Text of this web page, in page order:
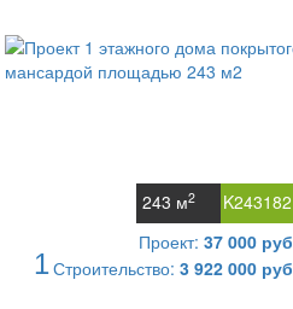
K243182
243 м2
1
Проект: 37 000 руб
Строительство: 3 922 000 руб